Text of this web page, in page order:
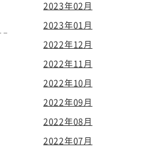
2023年02月
2023年01月
2022年12月
2022年11月
2022年10月
2022年09月
2022年08月
2022年07月